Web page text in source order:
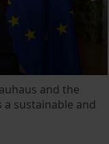
and the
sustainable and